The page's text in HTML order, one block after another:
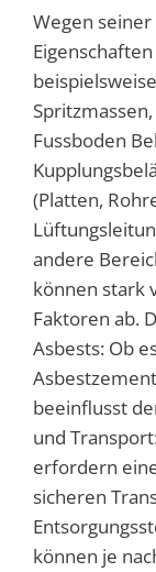
Wegen
Fussboden
(Platten,
andere
können stark
Faktoren ab. Dazu
Asbests: Ob
beeinflusst
und
erfordern
sicheren
können je